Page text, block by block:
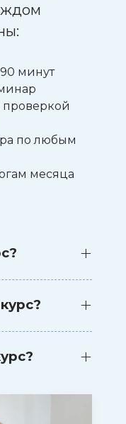
минут
по любым
месяца
и
от
этапа к
и
Вы
основные
заданий и
9–11